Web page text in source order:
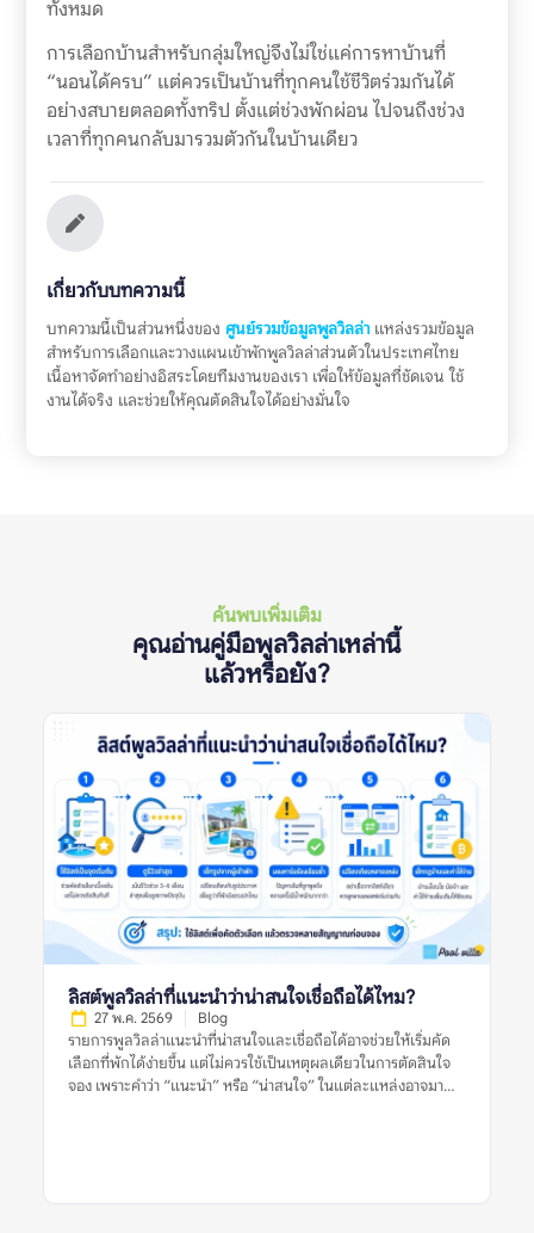
ทั้งหมด
การเลือกบ้านสำหรับกลุ่มใหญ่จึงไม่ใช่แค่การหาบ้านที่
“นอนได้ครบ” แต่ควรเป็นบ้านที่ทุกคนใช้ชีวิตร่วมกันได้
อย่างสบายตลอดทั้งทริป ตั้งแต่ช่วงพักผ่อน ไปจนถึงช่วง
เวลาที่ทุกคนกลับมารวมตัวกันในบ้านเดียว
เกี่ยวกับบทความนี้
บทความนี้เป็นส่วนหนึ่งของ ศูนย์รวมข้อมูลพูลวิลล่าแหล่งรวมข้อมูล
สำหรับการเลือกและวางแผนเข้าพักพูลวิลล่าส่วนตัวในประเทศไทย
เนื้อหาจัดทำอย่างอิสระโดยทีมงานของเรา เพื่อให้ข้อมูลที่ชัดเจน ใช้
งานได้จริง และช่วยให้คุณตัดสินใจได้อย่างมั่นใจ
ค้นพบเพิ่มเติม
คุณอ่านคู่มือพูลวิลล่าเหล่านี้
แล้วหรือยัง?
ลิสต์พูลวิลล่าที่แนะนำว่าน่าสนใจเชื่อถือได้ไหม?
27 พ.ค. 2569 Blog
รายการพูลวิลล่าแนะนำที่น่าสนใจและเชื่อถือได้อาจช่วยให้เริ่มคัด
เลือกที่พักได้ง่ายขึ้น แต่ไม่ควรใช้เป็นเหตุผลเดียวในการตัดสินใจ
จอง เพราะคำว่า “แนะนำ” หรือ “น่าสนใจ” ในแต่ละแหล่งอาจมา
จากผู้เข้าพัก ข้อร้องเรียนซ้ำ กฎบ้าน ค่าใช้จ่ายเพิ่มเติม และข้อมูล